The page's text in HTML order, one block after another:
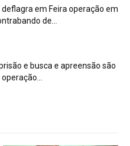
deflagra em Feira operação em
de...
e busca e apreensão são